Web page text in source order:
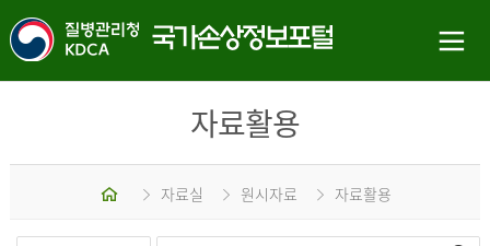
자료활용
홈 자료실 원시자료 자료활용